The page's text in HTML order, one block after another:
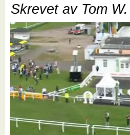
Skrevet av Tom